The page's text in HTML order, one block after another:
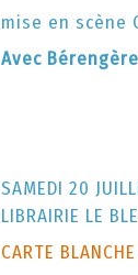
mise en scène
Avec
SAMEDI 20
LIBRAIRIE LE
CARTE